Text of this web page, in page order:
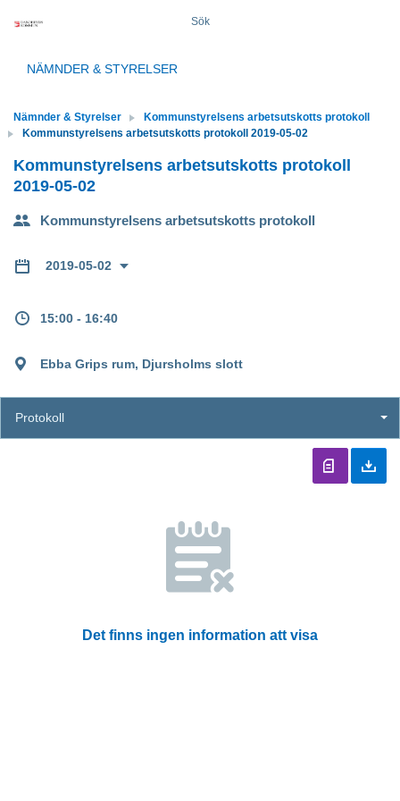
Sök
NÄMNDER & STYRELSER
Nämnder & Styrelser
Kommunstyrelsens arbetsutskotts protokoll
Kommunstyrelsens arbetsutskotts protokoll 2019-05-02
Kommunstyrelsens arbetsutskotts protokoll
2019-05-02
Kommunstyrelsens arbetsutskotts protokoll
2019-05-02
15:00 - 16:40
Ebba Grips rum, Djursholms slott
Protokoll
Det finns ingen information att visa